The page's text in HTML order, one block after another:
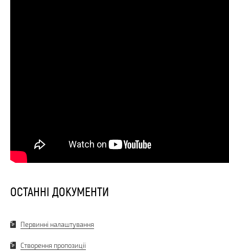
ОСТАННІ ДОКУМЕНТИ
Первинні налаштування
Створення пропозиції